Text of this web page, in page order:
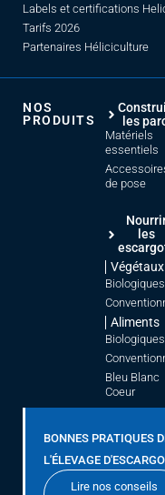
Labels et certifications
Tarifs 2026
Partenaires Héliciculture
BONNES PRATIQUES
L'ÉLEVAGE
Lire nos conseils
NOS
PRODUITS
les
Matériels
essentiels
de pose
les
Végétaux
Biologiques
Aliments
Biologiques
Bleu Blanc
Coeur